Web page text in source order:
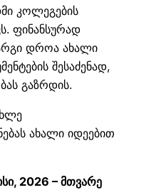
კოლეგების
ფინანსურად
დროა ახალი
შესაძენად,
გაზრდის.
ახალი იდეებით
2026 – მთვარე